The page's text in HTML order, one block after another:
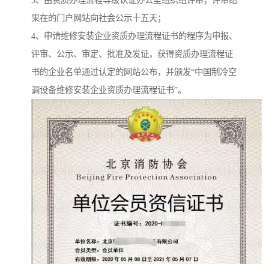
果在的门户网站向社会公示十五天；
4、申请维修安装企业资质办理流程证书的程序为申报、
评审、公示、审定、批准及发证，获得资质办理流程证
书的企业名单通过认定的网站公布，并颁发“中国制冷空
调设备维修安装企业资质办理流程证书”。